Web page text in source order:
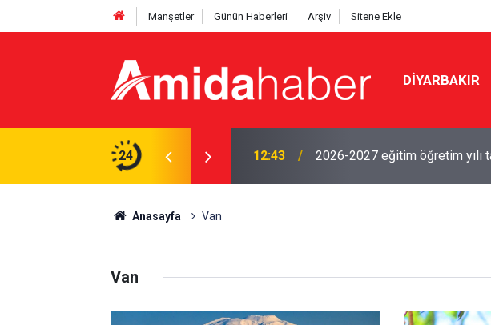
Manşetler Günün Haberleri Arşiv Sitene Ekle
DIYARBAKIR
24
kardeşlik vurgusu 12:43 2026-2027 eğitim öğretim yılı
Anasayfa Van
Van